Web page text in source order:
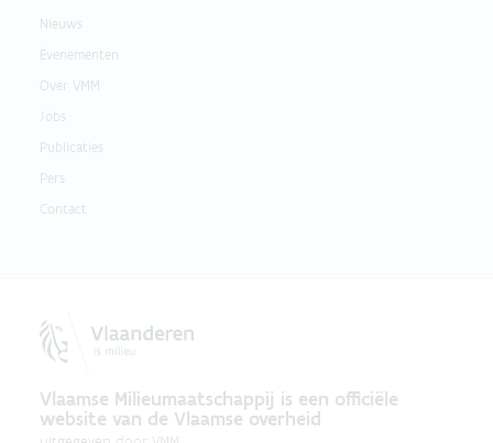
Nieuws
Evenementen
Over VMM
Jobs
Publicaties
Pers
Contact
Vlaamse Milieumaatschappij is een officiële
website van de Vlaamse overheid